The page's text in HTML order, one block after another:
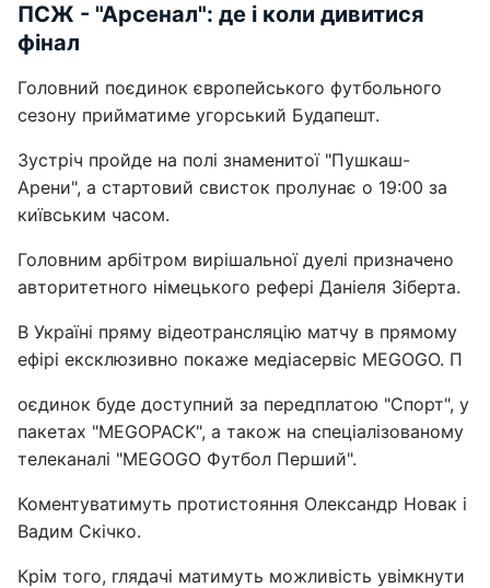
ПСЖ - "Арсенал": де і коли дивитися
фінал
Головний поєдинок європейського футбольного
сезону прийматиме угорський Будапешт.
Зустріч пройде на полі знаменитої "Пушкаш-
Арени", а стартовий свисток пролунає о 19:00 за
київським часом.
Головним арбітром вирішальної дуелі призначено
авторитетного німецького рефері Даніеля Зіберта.
В Україні пряму відеотрансляцію матчу в прямому
ефірі ексклюзивно покаже медіасервіс MEGOGO. П
оєдинок буде доступний за передплатою "Спорт", у
пакетах "MEGOPACK", а також на спеціалізованому
телеканалі "MEGOGO Футбол Перший".
Коментуватимуть протистояння Олександр Новак і
Вадим Скічко.
Крім того, глядачі матимуть можливість увімкнути